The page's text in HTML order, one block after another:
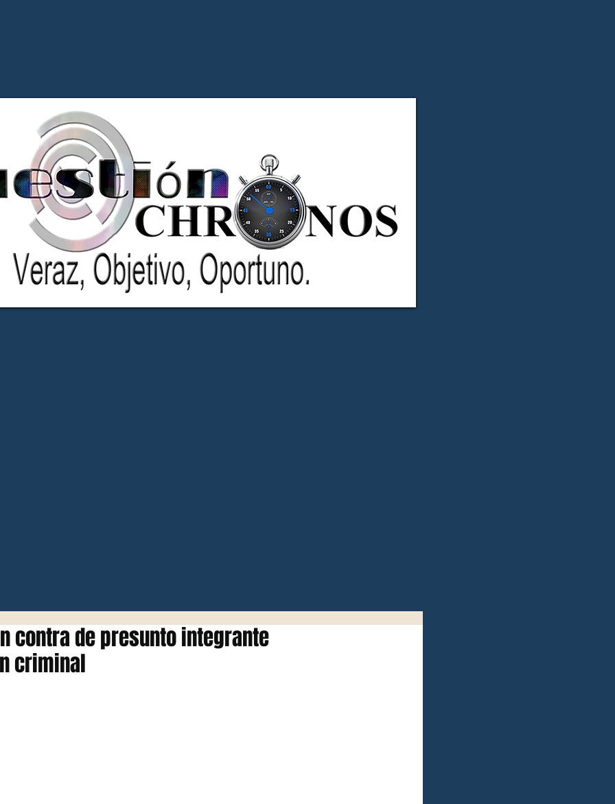
contra de presunto integrante
criminal